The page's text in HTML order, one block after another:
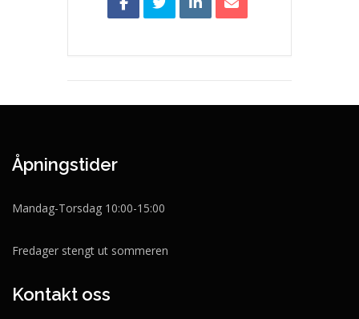
Åpningstider
Mandag-Torsdag 10:00-15:00
Fredager stengt ut sommeren
Kontakt oss